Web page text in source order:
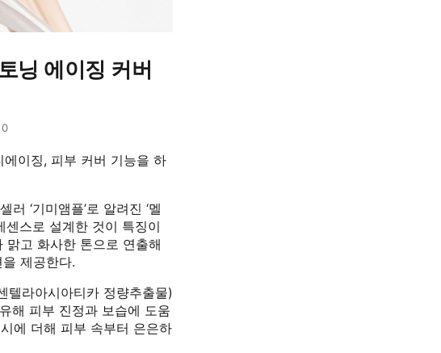
닝 에이징 커버
에이징, 피부 커버 기능을 하
‘기미앰플’로 알려진 ‘멜
센스로 설계한 것이 특징이
고 화사한 톤으로 연출해
제공한다.
텔라아시아티카 정량추출물)
해 피부 진정과 보습에 도움
에 더해 피부 속부터 은은하